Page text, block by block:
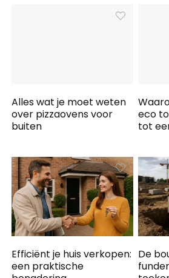
Alles wat je moet weten
over pizzaovens voor
buiten
eco
tot
Efficiënt je huis verkopen:
een praktische
De